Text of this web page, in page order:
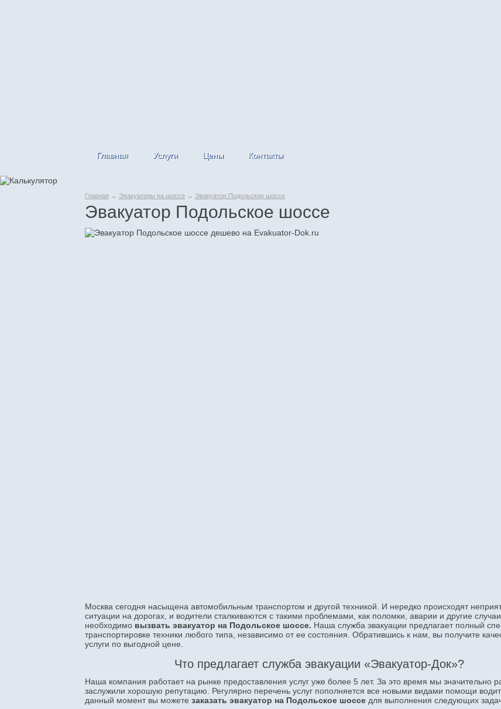
Главная Услуги Цены Контакты
Главная → Эвакуаторы на шоссе → Эвакуатор Подольское шоссе
Эвакуатор Подольское шоссе
Москва сегодня насыщена автомобильным транспортом и другой техникой. И нередко происходят
ситуации на дорогах, и водители сталкиваются с такими проблемами, как поломки, аварии и другие
необходимо вызвать эвакуатор на Подольское шоссе. Наша служба эвакуации предлагает полный
транспортировке техники любого типа, независимо от ее состояния. Обратившись к нам, вы получите
услуги по выгодной цене.
Что предлагает служба эвакуации «Эвакуатор-Док»?
Наша компания работает на рынке предоставления услуг уже более 5 лет. За это время мы значительно
заслужили хорошую репутацию. Регулярно перечень услуг пополняется все новыми видами помощи
данный момент вы можете заказать эвакуатор на Подольское шоссе для выполнения следующих